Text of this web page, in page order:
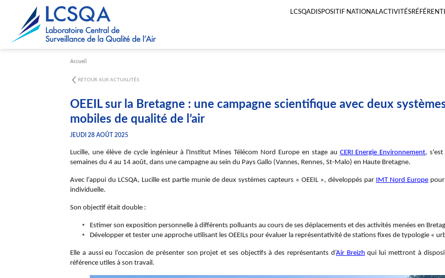
LCSQADISPOSITIF NATIONALACTIVITÉS
Accueil
RETOUR AUX ACTUALITÉS
OEEIL sur la Bretagne : une campagne scientifique avec deux
mobiles de qualité de l’air
JEUDI 28 AOÛT 2025
Lucille, une élève de cycle ingénieur à l'Institut Mines Télécom Nord Europe en stage au CERI Energie Environnement, s'est
semaines du 4 au 14 août, dans une campagne au sein du Pays Gallo (Vannes, Rennes, St-Malo) en Haute Bretagne.
Avec l’appui du LCSQA, Lucille est partie munie de deux systèmes capteurs « OEEIL », développés par IMT Nord Europe
individuelle.
Son objectif était double :
Estimer son exposition personnelle à différents polluants au cours de ses déplacements et des activités menées en
Développer et tester une approche utilisant les OEEILs pour évaluer la représentativité de stations fixes de typologie «
Elle a aussi eu l’occasion de présenter son projet et ses objectifs à des représentants d’Air Breizh qui lui mettront à
référence utiles à son travail.
Paramétrer les cookies